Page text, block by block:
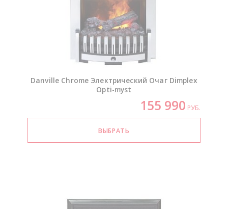
Danville Chrome Электрический Очаг Dimplex
Opti-myst
155 990 РУБ.